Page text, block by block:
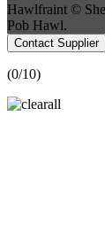
Hawlfraint ©
Pob Hawl.
Contact Supplier
(0/10)